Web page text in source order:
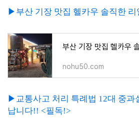
▶부산 기장 맛집 헬카우 솔직한
nohu50.com
▶교통사고 처리 특례법 12대 중과
납니다!! <필독!>